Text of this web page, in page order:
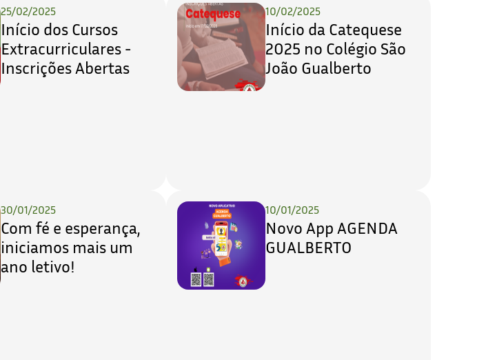
25/02/2025
Início dos Cursos
Extracurriculares -
Inscrições Abertas
10/02/2025
Início da Catequese
2025 no Colégio São
João Gualberto
30/01/2025
Com fé e esperança,
iniciamos mais um
ano letivo!
10/01/2025
Novo App AGENDA
GUALBERTO